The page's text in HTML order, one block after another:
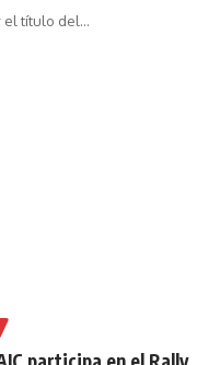
el título del…